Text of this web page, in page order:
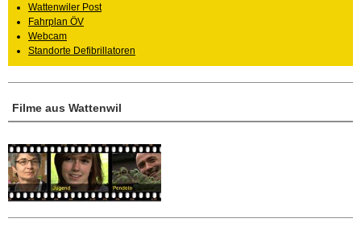
Filme aus Wattenwil
Wattenwiler Post
Fahrplan ÖV
Webcam
Standorte Defibrillatoren